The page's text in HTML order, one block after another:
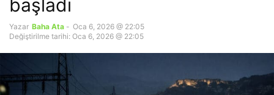
başladı
Yazar Baha Ata - Oca 6, 2026 @ 22:05
Değiştirilme tarihi: Oca 6, 2026 @ 22:05